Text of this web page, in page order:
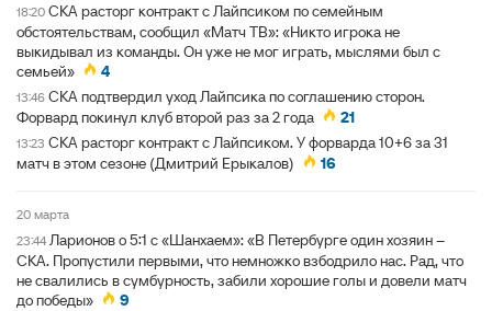
18:20 СКА расторг контракт с Лайпсиком по семейным
обстоятельствам, сообщил «Матч ТВ»: «Никто игрока не
выкидывал из команды. Он уже не мог играть, мыслями был с
семьей»
4
13:46 СКА подтвердил уход Лайпсика по соглашению сторон.
Форвард покинул клуб второй раз за 2 года
21
13:23 СКА расторг контракт с Лайпсиком. У форварда 10+6 за 31
матч в этом сезоне (Дмитрий Ерыкалов)
16
20 марта
23:44 Ларионов о 5:1 с «Шанхаем»: «В Петербурге один хозяин –
СКА. Пропустили первыми, что немножко взбодрило нас. Рад, что
не свалились в сумбурность, забили хорошие голы и довели матч
до победы»
9